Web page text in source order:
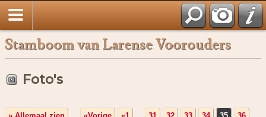
Stamboom van Larense Voorouders
Foto's